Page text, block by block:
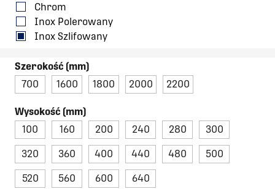
Chrom
Inox Polerowany
Inox Szlifowany
Szerokość (mm)
700
1600 1800 2000 2200
Wysokość (mm)
100
160 200 240 280 300
320 360 400 440 480 500
520 560 600 640